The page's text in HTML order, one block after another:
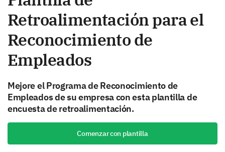
Retroalimentación para el
Reconocimiento de
Empleados
Mejore el Programa de Reconocimiento de
Empleados de su empresa con esta plantilla de
encuesta de retroalimentación.
Comenzar con plantilla